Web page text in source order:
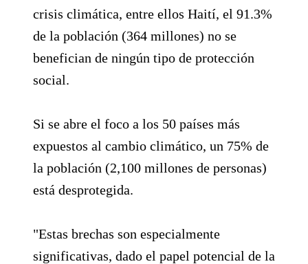
crisis climática, entre ellos Haití, el 91.3%
de la población (364 millones) no se
benefician de ningún tipo de protección
social.
Si se abre el foco a los 50 países más
expuestos al cambio climático, un 75% de
la población (2,100 millones de personas)
está desprotegida.
"Estas brechas son especialmente
significativas, dado el papel potencial de la